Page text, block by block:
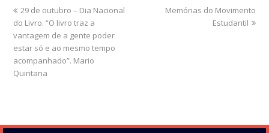
previous
post:
29 de outubro – Dia Nacional
do Livro. “O livro traz a
vantagem de a gente poder
estar só e ao mesmo tempo
acompanhado”. Mario
Quintana
next
Memórias do Movimento
Estudantil